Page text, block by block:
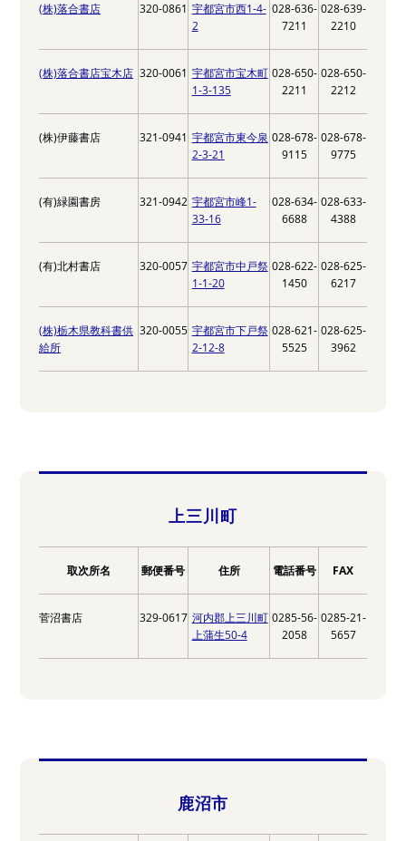
(株)落合書店 320-0861 宇都宮市西1-4-
2
028-636-
7211
028-639-
2210
(株)落合書店宝木店 320-0061 宇都宮市宝木町
1-3-135
028-650-
2211
028-650-
2212
(株)伊藤書店 321-0941 宇都宮市東今泉
2-3-21
028-678-
9115
028-678-
9775
(有)緑園書房 321-0942 宇都宮市峰1-
33-16
028-634-
6688
028-633-
4388
(有)北村書店 320-0057 宇都宮市中戸祭
1-1-20
028-622-
1450
028-625-
6217
(株)栃木県教科書供
給所
320-0055 宇都宮市下戸祭
2-12-8
028-621-
5525
028-625-
3962
上三川町
取次所名 郵便番号 住所 電話番号 FAX
菅沼書店 329-0617 河内郡上三川町
上蒲生50-4
0285-56-
2058
0285-21-
5657
鹿沼市